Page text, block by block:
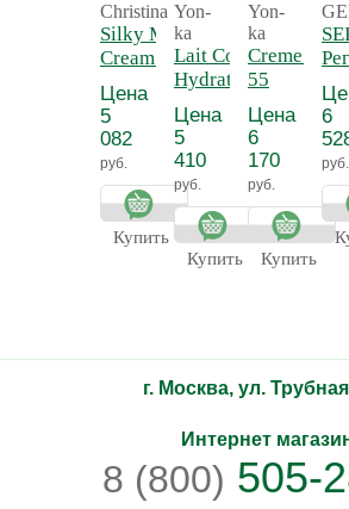
Christina
Silky Matte
Cream -
Нежный
матирующий
крем для
тела
Цена
5
082
руб.
Купить
Yon-
ka
Lait Corps
Hydratant
Detox -
Молочко для
тела
увлажняющее
Прованс
Цена
5
410
руб.
Купить
Yon-
ka
Creme 55 -
55
Цена
6
170
руб.
Купить
и
6
руб.
г. Москва, ул.
Интернет
8 (800) 505-